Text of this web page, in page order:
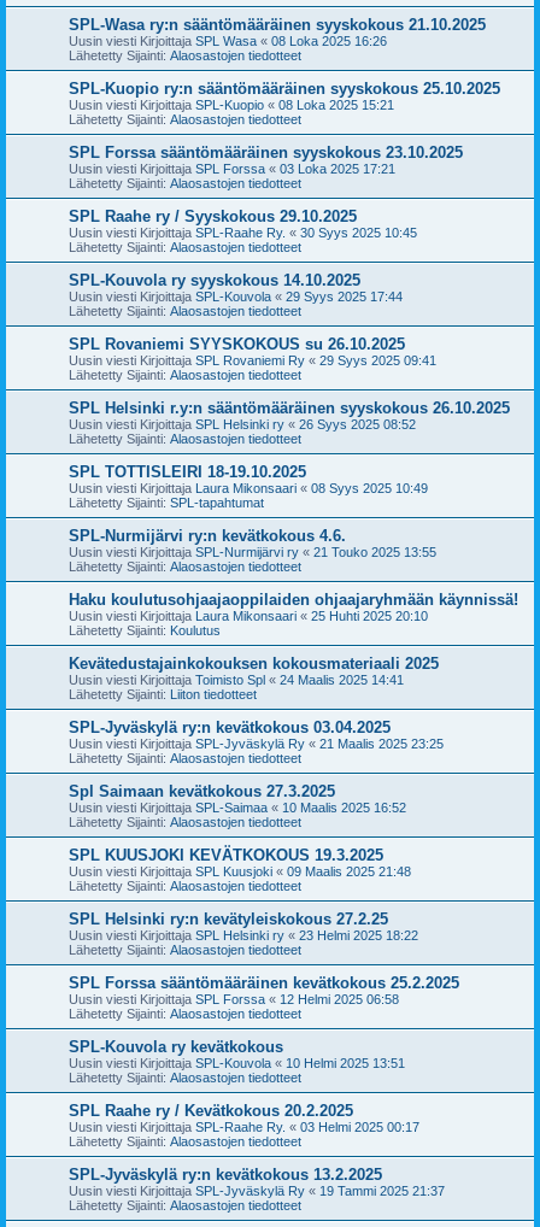
SPL-Wasa ry:n sääntömääräinen syyskokous 21.10.2025
Uusin viesti Kirjoittaja SPL Wasa « 08 Loka 2025 16:26
Lähetetty Sijainti: Alaosastojen tiedotteet
SPL-Kuopio ry:n sääntömääräinen syyskokous 25.10.2025
Uusin viesti Kirjoittaja SPL-Kuopio « 08 Loka 2025 15:21
Lähetetty Sijainti: Alaosastojen tiedotteet
SPL Forssa sääntömääräinen syyskokous 23.10.2025
Uusin viesti Kirjoittaja SPL Forssa « 03 Loka 2025 17:21
Lähetetty Sijainti: Alaosastojen tiedotteet
SPL Raahe ry / Syyskokous 29.10.2025
Uusin viesti Kirjoittaja SPL-Raahe Ry. « 30 Syys 2025 10:45
Lähetetty Sijainti: Alaosastojen tiedotteet
SPL-Kouvola ry syyskokous 14.10.2025
Uusin viesti Kirjoittaja SPL-Kouvola « 29 Syys 2025 17:44
Lähetetty Sijainti: Alaosastojen tiedotteet
SPL Rovaniemi SYYSKOKOUS su 26.10.2025
Uusin viesti Kirjoittaja SPL Rovaniemi Ry « 29 Syys 2025 09:41
Lähetetty Sijainti: Alaosastojen tiedotteet
SPL Helsinki r.y:n sääntömääräinen syyskokous 26.10.2025
Uusin viesti Kirjoittaja SPL Helsinki ry « 26 Syys 2025 08:52
Lähetetty Sijainti: Alaosastojen tiedotteet
SPL TOTTISLEIRI 18-19.10.2025
Uusin viesti Kirjoittaja Laura Mikonsaari « 08 Syys 2025 10:49
Lähetetty Sijainti: SPL-tapahtumat
SPL-Nurmijärvi ry:n kevätkokous 4.6.
Uusin viesti Kirjoittaja SPL-Nurmijärvi ry « 21 Touko 2025 13:55
Lähetetty Sijainti: Alaosastojen tiedotteet
Haku koulutusohjaajaoppilaiden ohjaajaryhmään käynnissä!
Uusin viesti Kirjoittaja Laura Mikonsaari « 25 Huhti 2025 20:10
Lähetetty Sijainti: Koulutus
Kevätedustajainkokouksen kokousmateriaali 2025
Uusin viesti Kirjoittaja Toimisto Spl « 24 Maalis 2025 14:41
Lähetetty Sijainti: Liiton tiedotteet
SPL-Jyväskylä ry:n kevätkokous 03.04.2025
Uusin viesti Kirjoittaja SPL-Jyväskylä Ry « 21 Maalis 2025 23:25
Lähetetty Sijainti: Alaosastojen tiedotteet
Spl Saimaan kevätkokous 27.3.2025
Uusin viesti Kirjoittaja SPL-Saimaa « 10 Maalis 2025 16:52
Lähetetty Sijainti: Alaosastojen tiedotteet
SPL KUUSJOKI KEVÄTKOKOUS 19.3.2025
Uusin viesti Kirjoittaja SPL Kuusjoki « 09 Maalis 2025 21:48
Lähetetty Sijainti: Alaosastojen tiedotteet
SPL Helsinki ry:n kevätyleiskokous 27.2.25
Uusin viesti Kirjoittaja SPL Helsinki ry « 23 Helmi 2025 18:22
Lähetetty Sijainti: Alaosastojen tiedotteet
SPL Forssa sääntömääräinen kevätkokous 25.2.2025
Uusin viesti Kirjoittaja SPL Forssa « 12 Helmi 2025 06:58
Lähetetty Sijainti: Alaosastojen tiedotteet
SPL-Kouvola ry kevätkokous
Uusin viesti Kirjoittaja SPL-Kouvola « 10 Helmi 2025 13:51
Lähetetty Sijainti: Alaosastojen tiedotteet
SPL Raahe ry / Kevätkokous 20.2.2025
Uusin viesti Kirjoittaja SPL-Raahe Ry. « 03 Helmi 2025 00:17
Lähetetty Sijainti: Alaosastojen tiedotteet
SPL-Jyväskylä ry:n kevätkokous 13.2.2025
Uusin viesti Kirjoittaja SPL-Jyväskylä Ry « 19 Tammi 2025 21:37
Lähetetty Sijainti: Alaosastojen tiedotteet